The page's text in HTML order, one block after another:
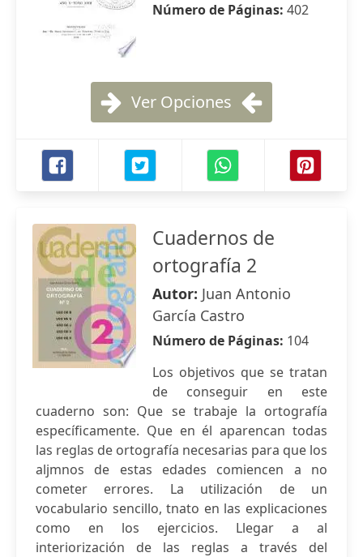
Número de Páginas: 402
Ver Opciones
Cuadernos de
ortografía 2
Autor: Juan Antonio
García Castro
Número de Páginas: 104
Los objetivos que se tratan
de conseguir en este
cuaderno son: Que se trabaje la ortografía
específicamente. Que en él aparencan todas
las reglas de ortografía necesarias para que los
aljmnos de estas edades comiencen a no
cometer errores. La utilización de un
vocabulario sencillo, tnato en las explicaciones
como en los ejercicios. Llegar a al
interiorización de las reglas a través del